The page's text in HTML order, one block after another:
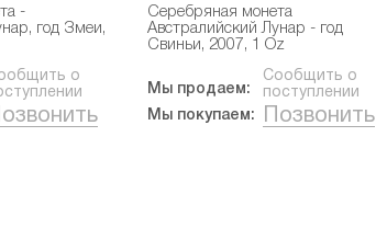
-
год Змеи,
о
Серебряная монета
Австралийский Лунар - год
Свиньи, 2007, 1 Oz
Мы продаем:
Сообщить о
поступлении
Мы покупаем:
Позвонить